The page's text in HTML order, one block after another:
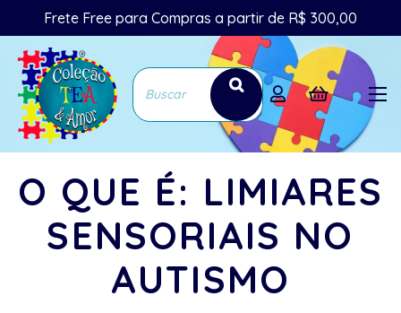
Frete Free para Compras a partir de R$ 300,00
O QUE É: LIMIARES
SENSORIAIS NO
AUTISMO